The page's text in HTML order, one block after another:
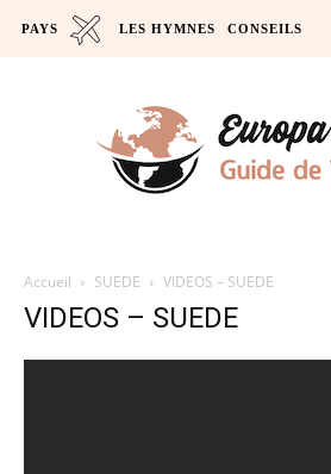
PAYS LES HYMNES CONSEILS
Accueil SUEDE VIDEOS – SUEDE
VIDEOS – SUEDE